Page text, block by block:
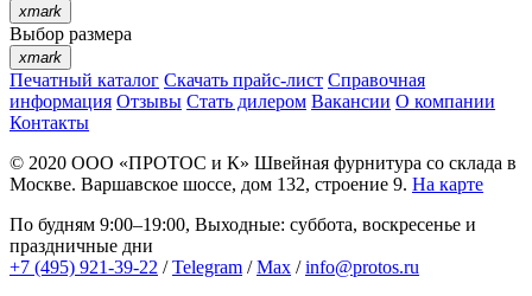
xmark
Выбор размера
xmark
Печатный каталог Скачать прайс-лист Справочная
информация Отзывы Стать дилером Вакансии О компании
Контакты
© 2020 ООО «ПРОТОС и К» Швейная фурнитура со склада в
Москве. Варшавское шоссе, дом 132, строение 9. На карте
По будням 9:00–19:00, Выходные: суббота, воскресенье и
праздничные дни
+7 (495) 921-39-22 /Telegram /Max /info@protos.ru